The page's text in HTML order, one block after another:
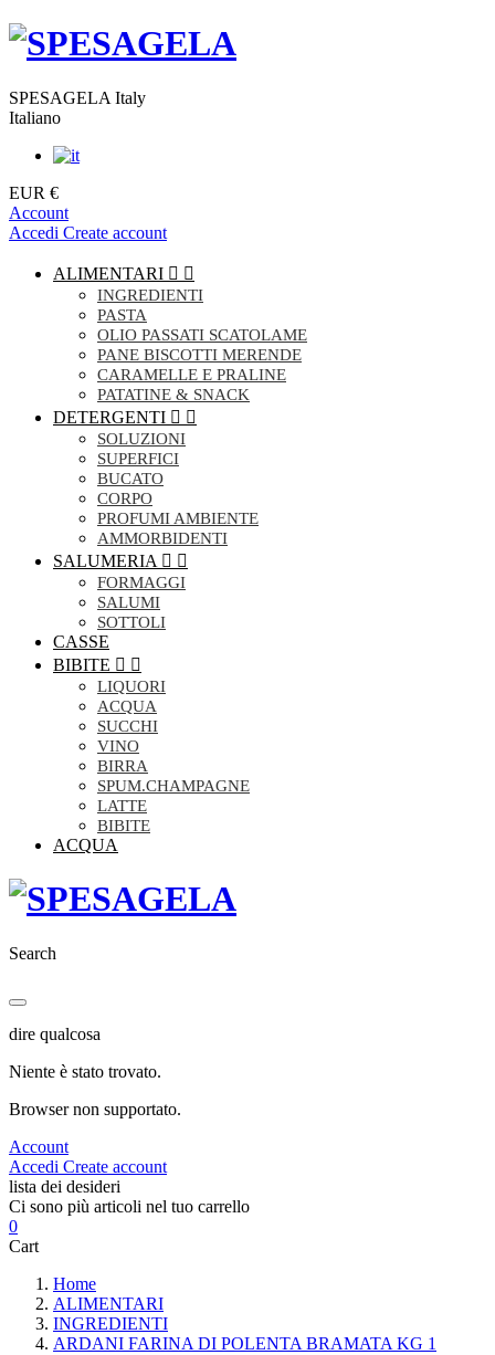
SPESAGELA Italy
Italiano
EUR €
Account
Accedi Create account
ALIMENTARI  
INGREDIENTI
PASTA
OLIO PASSATI SCATOLAME
PANE BISCOTTI MERENDE
CARAMELLE E PRALINE
PATATINE & SNACK
DETERGENTI  
SOLUZIONI
SUPERFICI
BUCATO
CORPO
PROFUMI AMBIENTE
AMMORBIDENTI
SALUMERIA  
FORMAGGI
SALUMI
SOTTOLI
CASSE
BIBITE  
LIQUORI
ACQUA
SUCCHI
VINO
BIRRA
SPUM.CHAMPAGNE
LATTE
BIBITE
ACQUA
Search
dire qualcosa
Niente è stato trovato.
Browser non supportato.
Account
Accedi Create account
lista dei desideri
Ci sono più articoli nel tuo carrello
0
Cart
Home
ALIMENTARI
INGREDIENTI
ARDANI FARINA DI POLENTA BRAMATA KG 1